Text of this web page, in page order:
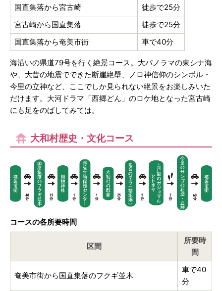
国直集落から宮古崎
徒歩で25分
宮古崎から国直集落
徒歩で25分
国直集落から奄美市街
車で40分
海沿いの県道79号を行く絶景コース。大パノラマの東シナ海
や、大昔の地震でできた断崖絶壁、ノロ神信仰のシンボル・
今里の立神など、ここでしか見られない絶景をお楽しみいた
だけます。大河ドラマ「西郷どん」のロケ地となった宮古崎
にも足をのばしてみては。
大和村歴史・文化コース
コースの各所要時間
区間
所要時
間
奄美市街から国直集落のフクギ並木
車で40
分